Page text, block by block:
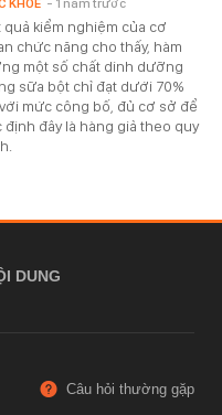
quả kiểm nghiệm của cơ
chức năng cho thấy, hàm
một số chất dinh dưỡng
sữa bột chỉ đạt dưới 70%
mức công bố, đủ cơ sở để
định đây là hàng giả theo quy
KHỎE - 1 năm trước
DUNG
Câu hỏi thường gặp